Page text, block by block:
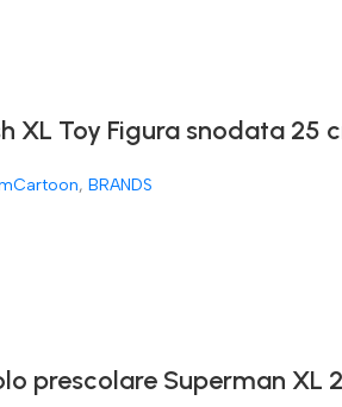
XL Toy Figura snodata 25
, BRANDS
prescolare Superman XL